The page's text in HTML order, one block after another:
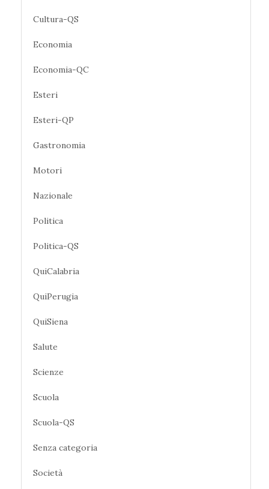
Cultura-QS
Economia
Economia-QC
Esteri
Esteri-QP
Gastronomia
Motori
Nazionale
Politica
Politica-QS
QuiCalabria
QuiPerugia
QuiSiena
Salute
Scienze
Scuola
Scuola-QS
Senza categoria
Società